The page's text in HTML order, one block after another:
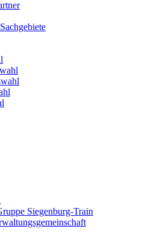
Siegenburg-Train